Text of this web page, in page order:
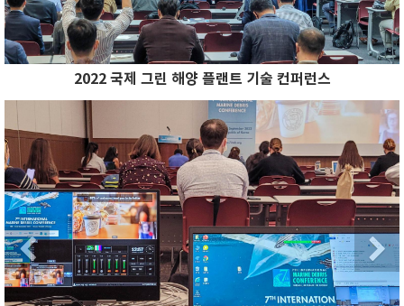
2022 국제 그린 해양 플랜트 기술 컨퍼런스
Previous
Previous